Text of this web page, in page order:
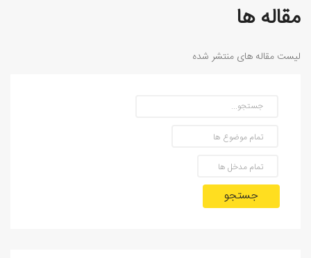
مقاله ها
لیست مقاله های منتشر شده
جستجو